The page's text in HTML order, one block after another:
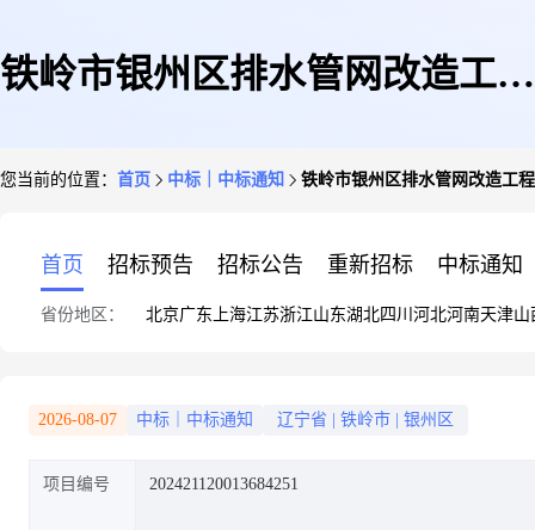
铁岭市银州区排水管网改造工程
您当前的位置： 首页 中标｜中标通知 铁岭市银州区排水管网改造工
首页 招标预告 招标公告 重新招标 中标通知
省份地区： 北京广东 上海江苏浙江山东湖北四川 河北河南天津山
2026-08-07 中标｜中标通知 辽宁省 铁岭市 银州区
项目编号 202421120013684251